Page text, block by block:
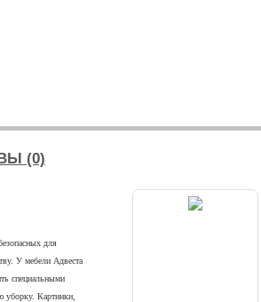
(0)
для
У мебели Адвеста
специальными
уборку. Картинки,